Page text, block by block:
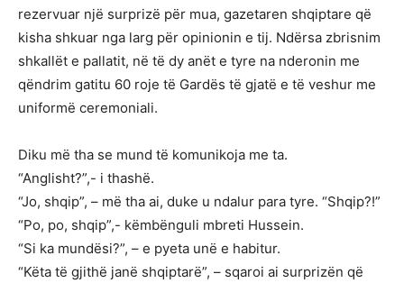
rezervuar një surprizë për mua, gazetaren shqiptare që
kisha shkuar nga larg për opinionin e tij. Ndërsa zbrisnim
shkallët e pallatit, në të dy anët e tyre na nderonin me
qëndrim gatitu 60 roje të Gardës të gjatë e të veshur me
uniformë ceremoniali.
Diku më tha se mund të komunikoja me ta.
“Anglisht?”,- i thashë.
“Jo, shqip”, – më tha ai, duke u ndalur para tyre. “Shqip?!”
“Po, po, shqip”,- këmbënguli mbreti Hussein.
“Si ka mundësi?”, – e pyeta unë e habitur.
“Këta të gjithë janë shqiptarë”, – sqaroi ai surprizën që